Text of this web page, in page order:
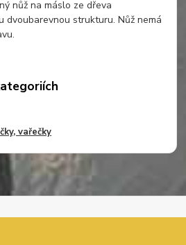
nůž na máslo ze dřeva
dvoubarevnou strukturu. Nůž nemá
vařečky